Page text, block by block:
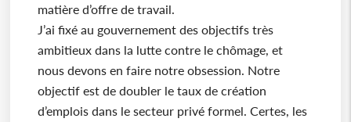
matière d’offre de travail.
J’ai fixé au gouvernement des objectifs très
ambitieux dans la lutte contre le chômage, et
nous devons en faire notre obsession. Notre
objectif est de doubler le taux de création
d’emplois dans le secteur privé formel. Certes, les